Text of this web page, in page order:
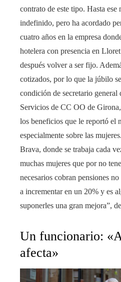
contrato de este tipo. Hasta
indefinido, pero ha acordado
cuatro años en la empresa
hotelera con presencia en
después volver a ser fijo.
cotizados, por lo que la júbilo
condición de secretario general
Servicios de CC OO de
los beneficios que le reportó el
especialmente sobre las
Brava, donde se trabaja cada
muchas mujeres que por no
necesarios cobran pensiones
a incrementar en un 20% y es
suponerles una gran mejora”,
Un funcionario:
afecta»